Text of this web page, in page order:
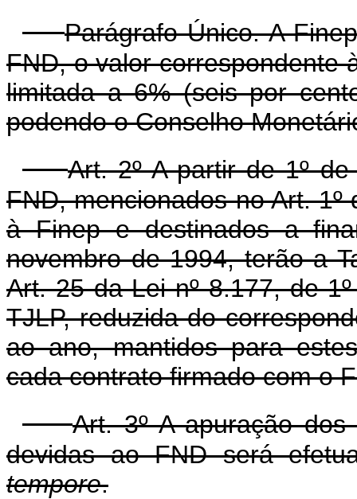
Parágrafo Único. A
FND, o valor correspondente
limitada a 6% (seis por
podendo o Conselho
Art. 2º A partir de 1º
FND, mencionados no Art.
à Finep e destinados a
novembro de 1994, terão a
Art. 25 da Lei nº 8.177, de
TJLP, reduzida do
ao ano, mantidos para
cada contrato firmado com o
Art. 3º A apuração
devidas ao FND será
tempore.